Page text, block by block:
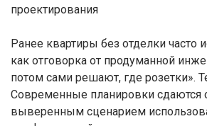
проектирования
Ранее квартиры без отделки часто
как отговорка от продуманной
потом сами решают, где розетки».
Современные планировки сдаются
выверенным сценарием